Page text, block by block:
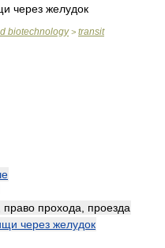
через желудок
biotechnology> transit
прохода, проезда
через желудок